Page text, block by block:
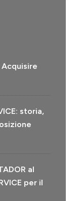
storia,
al
per il